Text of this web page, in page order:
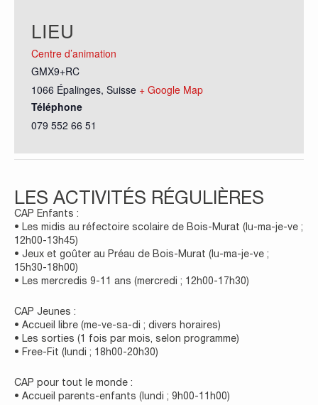
LIEU
Centre d’animation
GMX9+RC
1066 Épalinges, Suisse + Google Map
Téléphone
079 552 66 51
LES ACTIVITÉS RÉGULIÈRES
CAP Enfants :
• Les midis au réfectoire scolaire de Bois-Murat (lu-ma-je-ve ;
12h00-13h45)
• Jeux et goûter au Préau de Bois-Murat (lu-ma-je-ve ;
15h30-18h00)
• Les mercredis 9-11 ans (mercredi ; 12h00-17h30)
CAP Jeunes :
• Accueil libre (me-ve-sa-di ; divers horaires)
• Les sorties (1 fois par mois, selon programme)
• Free-Fit (lundi ; 18h00-20h30)
CAP pour tout le monde :
• Accueil parents-enfants (lundi ; 9h00-11h00)